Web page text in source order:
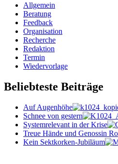
Allgemein
Beratung
Feedback
Organisation
Recherche
Redaktion
Termin
Wiedervorlage
Beliebteste Beiträge
Auf Augenhöhe
Schnee von gestern
Systemrelevant in der Krise
Treue Hände und Genossin
Kein Sektkorken-Jubiläum